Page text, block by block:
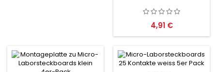
Preis
4,91 €